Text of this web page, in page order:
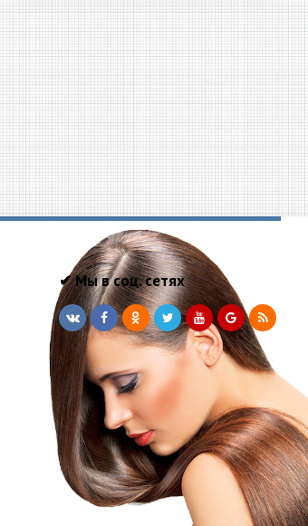
✔ Мы в соц. сетях